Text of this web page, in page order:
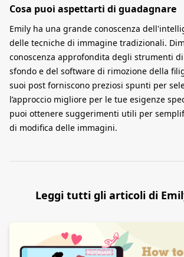
Cosa puoi aspettarti di guadagnare
Emily ha una grande conoscenza
delle tecniche di immagine tradizionali.
conoscenza approfondita degli strumenti
sfondo e del software di rimozione della
suoi post forniscono preziosi spunti per
l’approccio migliore per le tue esigenze
puoi ottenere suggerimenti utili per
di modifica delle immagini.
Leggi tutti gli articoli di